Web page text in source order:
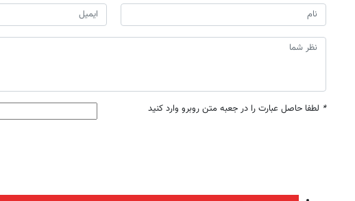
* لطفا حاصل عبارت را در جعبه متن روبرو وارد کنید